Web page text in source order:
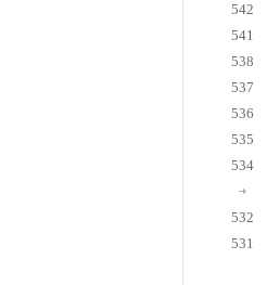
542
541
538
537
536
535
534
532
531